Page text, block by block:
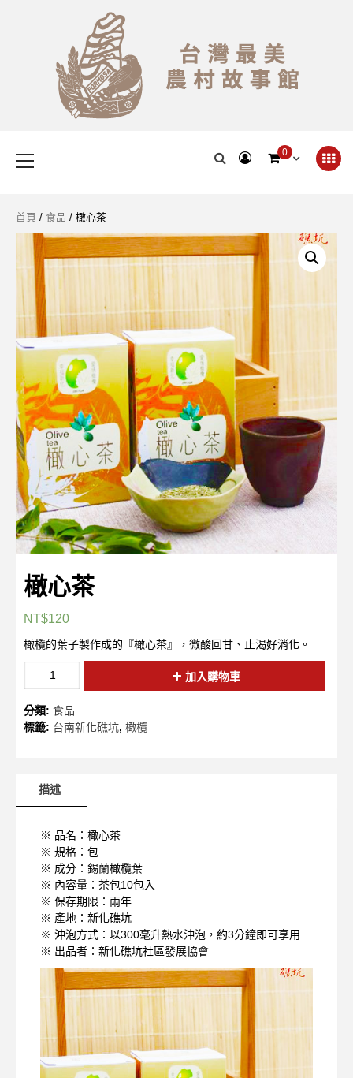
Menu
0
首頁 / 食品 / 橄心茶
橄心茶
NT$120
橄欖的葉子製作成的『橄心茶』，微酸回甘、止渴好消化。
數
量
加入購物車
分類: 食品
標籤: 台南新化礁坑, 橄欖
描述
※ 品名：橄心茶
※ 規格：包
※ 成分：錫蘭橄欖葉
※ 內容量：茶包10包入
※ 保存期限：兩年
※ 產地：新化礁坑
※ 沖泡方式：以300毫升熱水沖泡，約3分鐘即可享用
※ 出品者：新化礁坑社區發展協會